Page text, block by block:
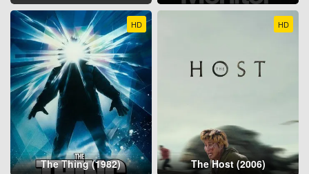
HD
The Thing (1982)
HD
The Host (2006)